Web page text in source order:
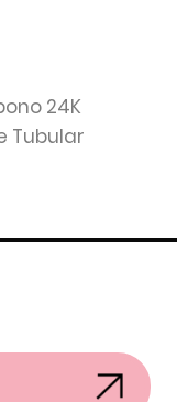
24K
Tubular